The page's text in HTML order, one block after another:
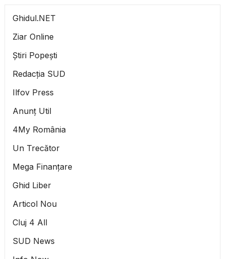
Ghidul.NET
Ziar Online
Știri Popești
Redacția SUD
Ilfov Press
Anunț Util
4My România
Un Trecător
Mega Finanțare
Ghid Liber
Articol Nou
Cluj 4 All
SUD News